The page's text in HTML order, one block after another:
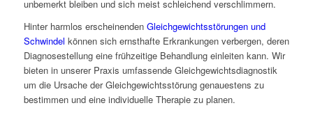
unbemerkt bleiben und sich meist schleichend verschlimmern.
Hinter harmlos erscheinenden Gleichgewichtsstörungen und
Schwindel können sich ernsthafte Erkrankungen verbergen, deren
Diagnosestellung eine frühzeitige Behandlung einleiten kann. Wir
bieten in unserer Praxis umfassende Gleichgewichtsdiagnostik
um die Ursache der Gleichgewichtsstörung genauestens zu
bestimmen und eine individuelle Therapie zu planen.